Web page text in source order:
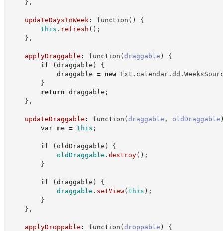
} ,
updateDaysInWeek : function ( )
{
this . refresh ( ) ;
} ,
applyDraggable : function (draggable )
{
if
(draggable )
{
draggable = new Ext . calendar .dd .
}
return draggable ;
} ,
updateDraggable : function (draggable , oldDraggable
var me = this ;
if ( oldDraggable )
{
oldDraggable .destroy( ) ;
}
if (draggable )
{
draggable . setView(this ) ;
}
} ,
applyDroppable : function (droppable )
{